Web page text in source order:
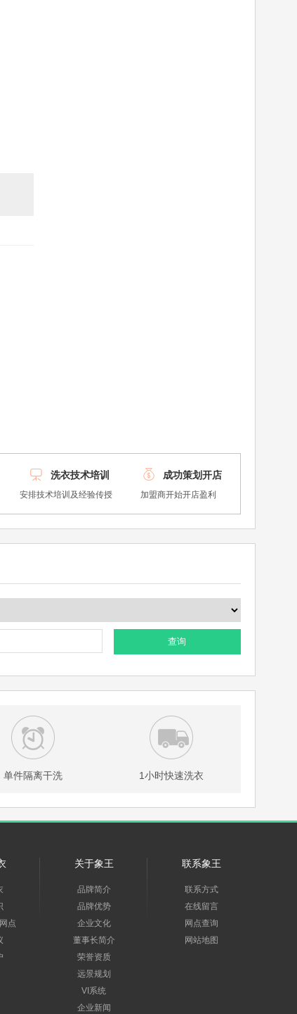
 洗衣技术培训
安排技术培训及经验传授
 成功策划开店
加盟商开始开店盈利
查询
单件隔离干洗 1小时快速洗衣
点
关于象王
品牌简介
品牌优势
企业文化
董事长简介
荣誉资质
远景规划
VI系统
企业新闻
联系象王
联系方式
在线留言
网点查询
网站地图